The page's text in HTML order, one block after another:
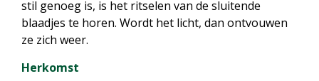
stil genoeg is, is het ritselen van de sluitende
blaadjes te horen. Wordt het licht, dan ontvouwen
ze zich weer.
Herkomst